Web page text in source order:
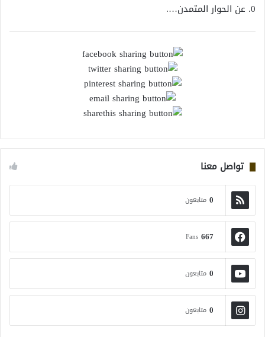
0. عن الحوار المتمدن….
تواصل معنا
0 متابعون
667
Fans
0 متابعون
0 متابعون